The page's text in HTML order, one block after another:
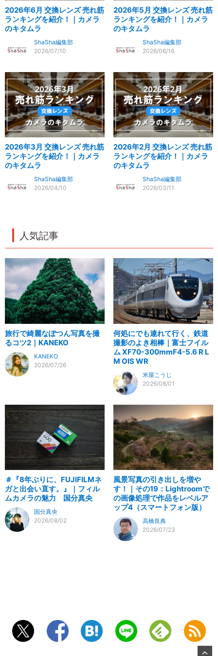
2026年6月 交換レンズ 売れ筋
ランキングを紹介！｜カメラ
のキタムラ
ShaSha編集部
2026/07/10
2026年5月 交換レンズ 売れ筋
ランキングを紹介！｜カメラ
のキタムラ
ShaSha編集部
2026/06/16
2026年3月 交換レンズ 売れ筋
ランキングを紹介！｜カメラ
のキタムラ
ShaSha編集部
2026/04/10
2026年2月 交換レンズ 売れ筋
ランキングを紹介！｜カメラ
のキタムラ
ShaSha編集部
2026/03/11
人気記事
旅行で綺麗なぽつん写真を撮
るコツ2｜KANEKO
KANEKO
2026/07/26
何処にでも連れて行く、鉄道
撮影のよき相棒｜富士フイル
ム XF70-300mmF4-5.6 R L
M OIS WR
米屋こうじ
2026/08/01
＃『8年ぶりに、FUJIFILMネ
ガと出会い直す。』｜フィル
ムカメラの魅力 国分真央
国分真央
2026/08/02
風景写真の引き出しを増や
す！｜その19：Lightroomで
の画像処理で作品をレベルア
ップ4（スマートフォン版）
高橋良典
2026/07/23